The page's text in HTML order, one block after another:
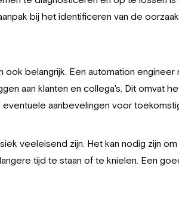
bij het identificeren van de
belangrijk. Een automation
aan klanten en collega's. Dit omvat
aanbevelingen voor
veeleisend zijn. Het kan nodig zijn
tijd te staan of te knielen. Een